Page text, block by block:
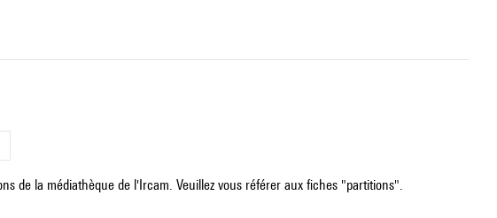
de la médiathèque de l'Ircam. Veuillez vous référer aux fiches "partitions".